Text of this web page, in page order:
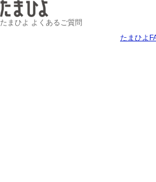
たまひよ よくあるご質問
たまひよ